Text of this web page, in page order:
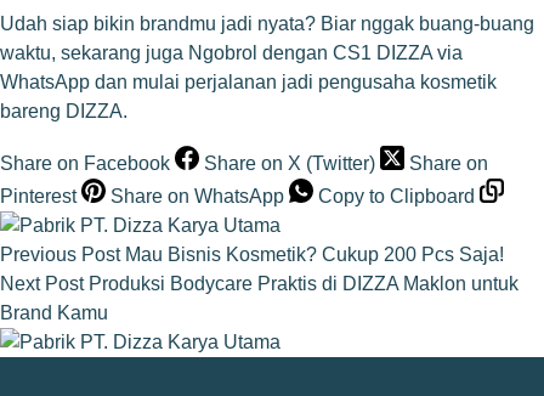
Udah siap bikin brandmu jadi nyata? Biar nggak buang-buang
waktu, sekarang juga Ngobrol dengan CS1 DIZZA via
WhatsApp dan mulai perjalanan jadi pengusaha kosmetik
bareng DIZZA.
Share on Facebook Share on X (Twitter)
Share on
Pinterest
Share on WhatsApp Copy to Clipboard
Previous Post Mau Bisnis Kosmetik? Cukup 200 Pcs Saja!
Next Post Produksi Bodycare Praktis di DIZZA Maklon untuk
Brand Kamu